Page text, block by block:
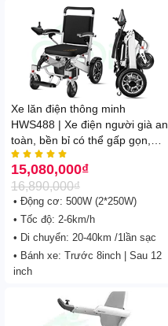
Xe lăn điện thông minh
HWS488 | Xe điện người già an
toàn, bền bỉ có thể gấp gọn,
điều khiển từ xa, hàng chính
hãng
    
16,890,000₫
15,080,000₫
• Động cơ: 500W (2*250W)
• Tốc độ: 2-6km/h
• Di chuyển: 20-40km /1lần sạc
• Bánh xe: Trước 8inch | Sau 12
inch